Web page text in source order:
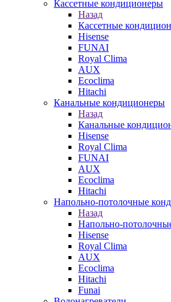
Кассетные кондиционеры
Назад
Кассетные
Hisense
FUNAI
Royal Clima
AUX
Ecoclima
Hitachi
Канальные кондиционеры
Назад
Канальные
Hisense
Royal Clima
FUNAI
AUX
Ecoclima
Hitachi
Напольно-потолочные
Назад
Напольно-
Hisense
Royal Clima
AUX
Ecoclima
Hitachi
Funai